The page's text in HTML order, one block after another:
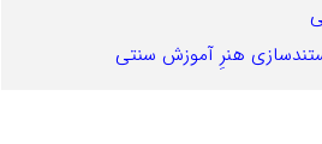
هنرِ آموزش سنتی